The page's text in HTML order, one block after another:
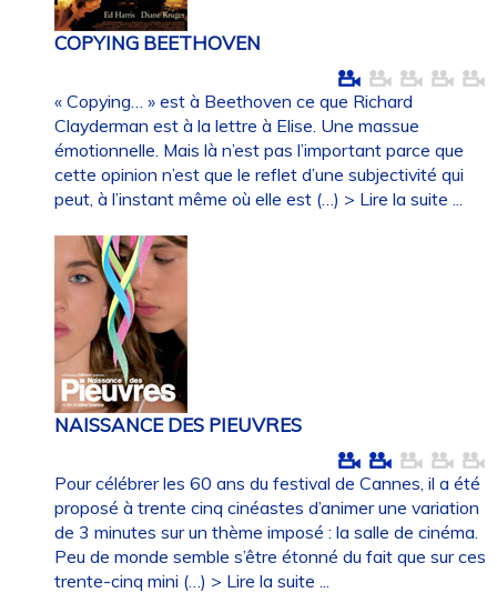
COPYING BEETHOVEN
« Copying… » est à Beethoven ce que Richard
Clayderman est à la lettre à Elise. Une massue
émotionnelle. Mais là n’est pas l’important parce que
cette opinion n’est que le reflet d’une subjectivité qui
peut, à l’instant même où elle est (…) > Lire la suite ...
NAISSANCE DES PIEUVRES
Pour célébrer les 60 ans du festival de Cannes, il a été
proposé à trente cinq cinéastes d’animer une variation
de 3 minutes sur un thème imposé : la salle de cinéma.
Peu de monde semble s’être étonné du fait que sur ces
trente-cinq mini (…) > Lire la suite ...